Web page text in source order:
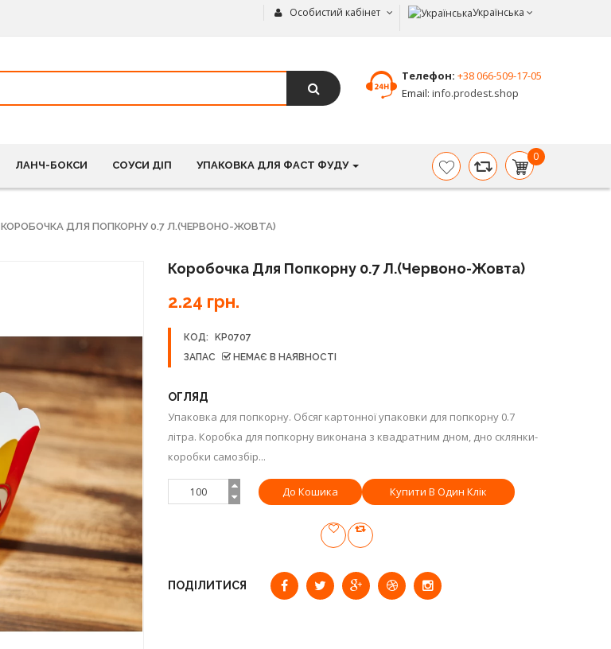
Особистий кабінет Українська
Телефон: +38 066-509-17-05
Email: info.prodest.shop
ЛАНЧ-БОКСИ СОУСИ ДІП УПАКОВКА ДЛЯ ФАСТ ФУДУ
0
item(s)
-
КОРОБОЧКА ДЛЯ ПОПКОРНУ 0.7 Л.(ЧЕРВОНО-ЖОВТА)
Коробочка Для Попкорну 0.7 Л.(червоно-Жовта)
2.24 грн.
КОД:
KP0707
ЗАПАС
НЕМАЄ В НАЯВНОСТІ
ОГЛЯД
Упаковка для попкорну. Обсяг картонної упаковки для попкорну 0.7
літра. Коробка для попкорну виконана з квадратним дном, дно склянки-
коробки самозбір...
Купити В Один Клік
ПОДІЛИТИСЯ